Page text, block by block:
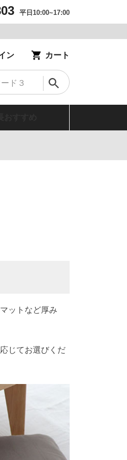
平日10:00~17:00
ン カート
ットなど厚み
じてお選びくだ